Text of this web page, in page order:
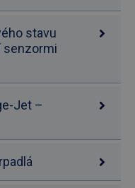
stavu
senzormi
Jet –